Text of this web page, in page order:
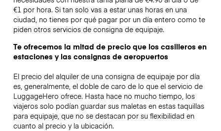
€1 por hora. Si tan solo vas a estar unas horas en una
ciudad, no tienes por qué pagar por un día entero como te
piden otros servicios de consigna de equipaje.
Te ofrecemos la mitad de precio que los casilleros en
estaciones y las consignas de aeropuertos
El precio del alquiler de una consigna de equipaje por día
es, generalmente, el doble de caro de lo que el servicio de
LuggageHero ofrece. Hasta hace no mucho tiempo, los
viajeros solo podían guardar sus maletas en estas taquillas
para equipaje, que no se destacan por su flexibilidad en
cuanto al precio y la ubicación.